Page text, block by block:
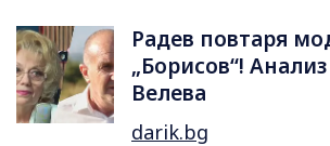
Радев повтаря
„Борисов“!
Велева
darik.bg